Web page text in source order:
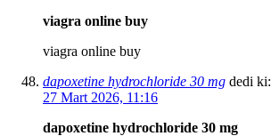
viagra online buy
viagra online buy
dapoxetine hydrochloride 30 mg dedi ki:
27 Mart 2026, 11:16
dapoxetine hydrochloride 30 mg